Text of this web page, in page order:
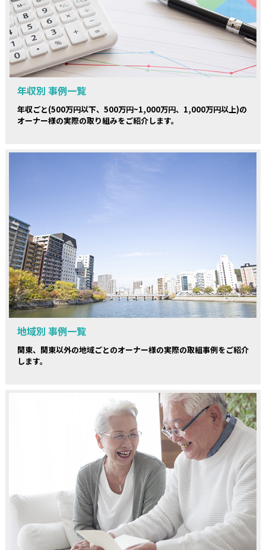
年収別 事例一覧
年収ごと(500万円以下、500万円~1,000万円、1,000万円以上)の
オーナー様の実際の取り組みをご紹介します。
地域別 事例一覧
関東、関東以外の地域ごとのオーナー様の実際の取組事例をご紹介
します。